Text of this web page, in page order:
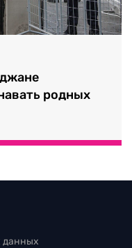
родных
данных